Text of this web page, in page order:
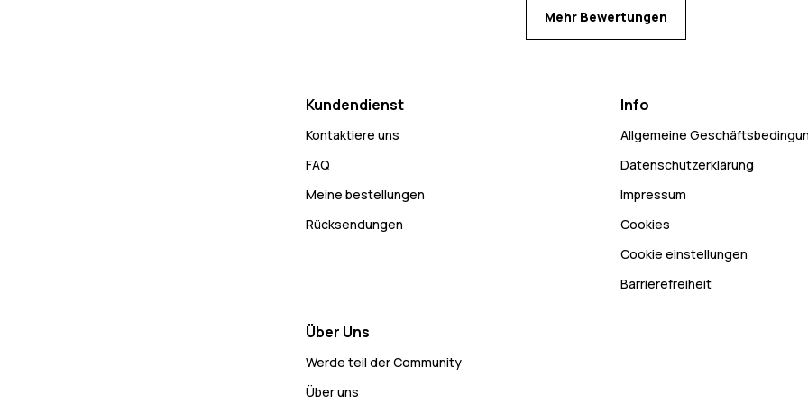
Mehr Bewertungen
Kundendienst
Kontaktiere uns
FAQ
Meine bestellungen
Rücksendungen
Info
Allgemeine
Datenschutzerklärung
Impressum
Cookies
Cookie einstellungen
Barrierefreiheit
Über Uns
Werde teil der Community
Über uns